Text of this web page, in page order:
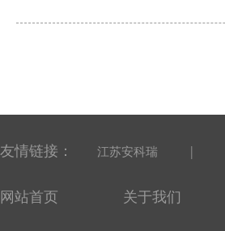
友情链接： 江苏安科瑞 |
网站首页 关于我们